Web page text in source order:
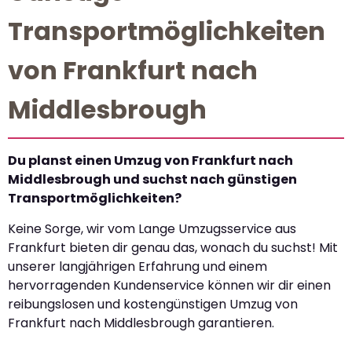
Transportmöglichkeiten
von Frankfurt nach
Middlesbrough
Du planst einen Umzug von Frankfurt nach
Middlesbrough und suchst nach günstigen
Transportmöglichkeiten?
Keine Sorge, wir vom Lange Umzugsservice aus
Frankfurt bieten dir genau das, wonach du suchst! Mit
unserer langjährigen Erfahrung und einem
hervorragenden Kundenservice können wir dir einen
reibungslosen und kostengünstigen Umzug von
Frankfurt nach Middlesbrough garantieren.